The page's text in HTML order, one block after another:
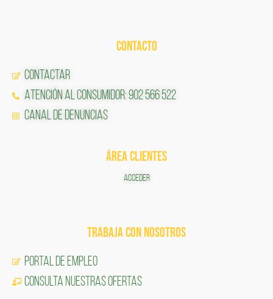
CONTACTO
Contactar
Atención al Consumidor: 902 566 522
Canal de Denuncias
ÁREA CLIENTES
ACCEDER
TRABAJA CON NOSOTROS
Portal de Empleo
CONSULTA NUESTRAS OFERTAS